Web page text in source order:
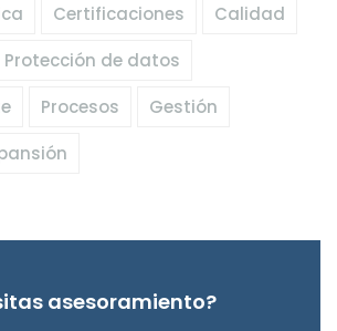
Certificaciones
Calidad
Protección de datos
Procesos
Gestión
asesoramiento?